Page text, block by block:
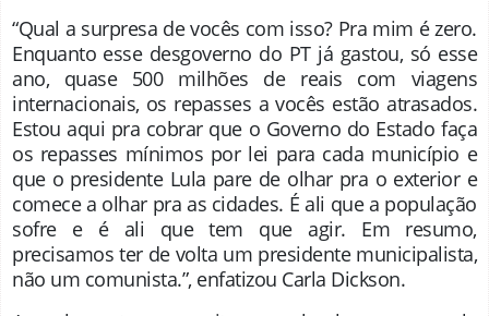
“Qual a surpresa de vocês com isso? Pra mim é zero.
Enquanto esse desgoverno do PT já gastou, só esse
ano, quase 500 milhões de reais com viagens
internacionais, os repasses a vocês estão atrasados.
Estou aqui pra cobrar que o Governo do Estado faça
os repasses mínimos por lei para cada município e
que o presidente Lula pare de olhar pra o exterior e
comece a olhar pra as cidades. É ali que a população
sofre e é ali que tem que agir. Em resumo,
precisamos ter de volta um presidente municipalista,
não um comunista.”, enfatizou Carla Dickson.